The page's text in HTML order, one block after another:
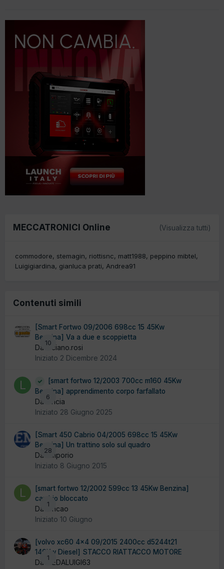
MECCATRONICI Online (Visualizza tutti)
commodore stemagin riottisnc matt1988
peppino mibtel
Luigigiardina
gianluca prati Andrea91
Contenuti simili
10
[Smart Fortwo 09/2006 698cc 15 45Kw
Benzina] Va a due e scoppietta
Da luciano.rosi
Iniziato 2 Dicembre 2024
6
[smart fortwo 12/2003 700cc m160 45Kw
Benzina] apprendimento corpo farfallato
Da lancia
Iniziato 28 Giugno 2025
28
[Smart 450 Cabrio 04/2005 698cc 15 45Kw
Benzina] Un trattino solo sul quadro
Da emporio
Iniziato 8 Giugno 2015
1
[smart fortwo 12/2002 599cc 13 45Kw Benzina]
cambio bloccato
Da loncao
Iniziato 10 Giugno
1
[volvo xc60 4x4 09/2015 2400cc d5244t21
140Kw Diesel] STACCO RIATTACCO MOTORE
Da MEDALUIGI63